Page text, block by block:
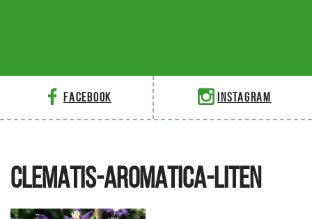
Facebook Instagram
CLEMATIS-AROMATICA-LITEN